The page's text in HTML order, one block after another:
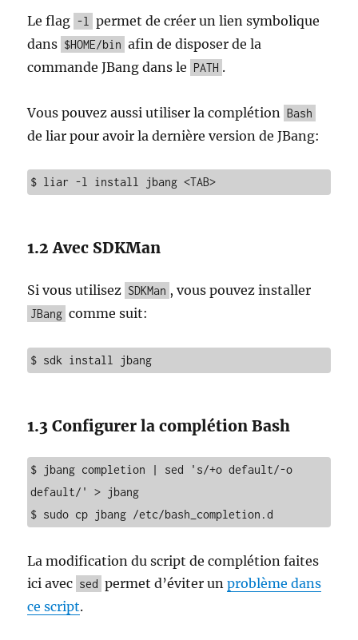
Le flag -l
permet de créer un lien symbolique
dans $HOME/bin afin de disposer de la
commande JBang dans le PATH .
Vous pouvez aussi utiliser la complétion Bash
de liar pour avoir la dernière version de JBang:
$ liar -l install jbang <TAB>
1.2 Avec SDKMan
Si vous utilisez SDKMan , vous pouvez installer
JBang comme suit:
$ sdk install jbang
1.3 Configurer la complétion Bash
$ jbang completion | sed 's/+o default/-o
default/' > jbang
$ sudo cp jbang /etc/bash_completion.d
La modification du script de complétion faites
ici avec sed permet d’éviter unproblème dans
ce script.